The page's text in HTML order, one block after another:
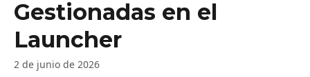
Gestionadas en el
Launcher
2 de junio de 2026